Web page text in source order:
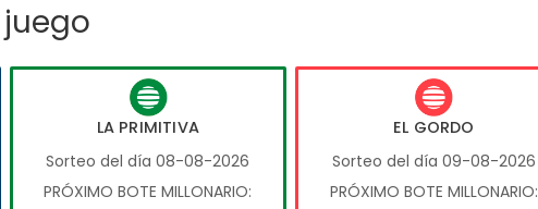
LA PRIMITIVA
Sorteo del día 08-08-2026
PRÓXIMO BOTE MILLONARIO:
EL GORDO
Sorteo del día 09-08-2026
PRÓXIMO BOTE MILLONARIO: